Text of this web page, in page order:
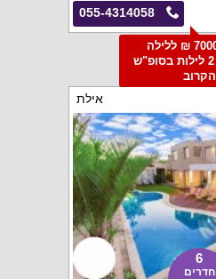
055-4314058
החל מ7000 ₪ ללילה
למזמינים 2 לילות בסופ"ש
הקרוב
אילת
6
חדרים